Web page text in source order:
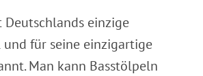
einzige
und für seine einzigartige
Man kann Basstölpeln